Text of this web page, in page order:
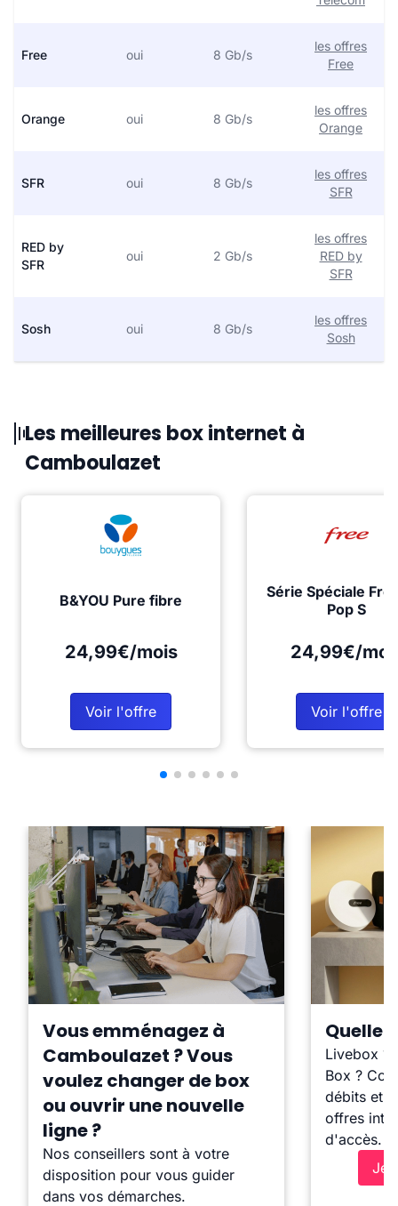
Free oui 8 Gb/s
les offres
Free
Orange oui 8 Gb/s
les offres
Orange
SFR oui 8 Gb/s
les offres
SFR
RED by
SFR
oui 2 Gb/s
les offres
RED by
SFR
Sosh oui 8 Gb/s
les offres
Sosh
Les meilleures box internet à
Camboulazet
B&YOU Pure fibre
24,99€/mois
Voir l'offre
Série Spéciale
Pop S
24,99€/
Voir l'offre
Vous emménagez à
Camboulazet ? Vous
voulez changer de box
ou ouvrir une nouvelle
ligne ?
Nos conseillers sont à votre
disposition pour vous guider
dans vos démarches.
Quelle
Livebox ?
Box ?
débits et
offres
d'accès.
Je